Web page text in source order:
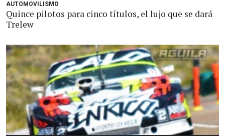
AUTOMOVILISMO
Quince pilotos para cinco títulos, el lujo que se dará
Trelew